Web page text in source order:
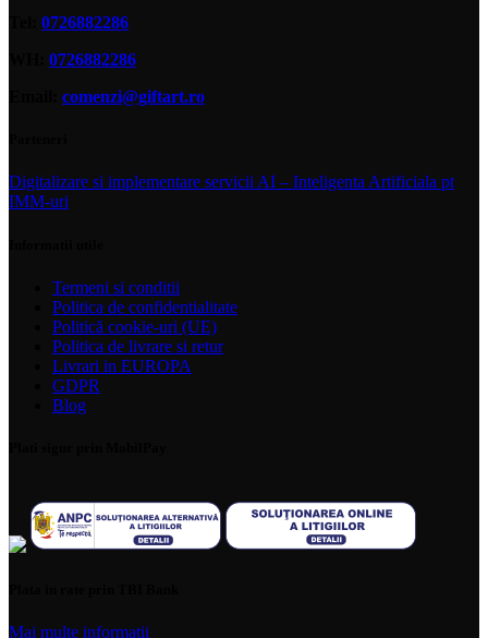
0726882286
0726882286
comenzi@giftart.ro
Digitalizare si implementare servicii AI – Inteligenta Artificiala pt
IMM-uri
Termeni si conditii
Politica de confidentialitate
Politică cookie-uri (UE)
Politica de livrare si retur
Livrari in EUROPA
GDPR
Blog
Mai multe informatii